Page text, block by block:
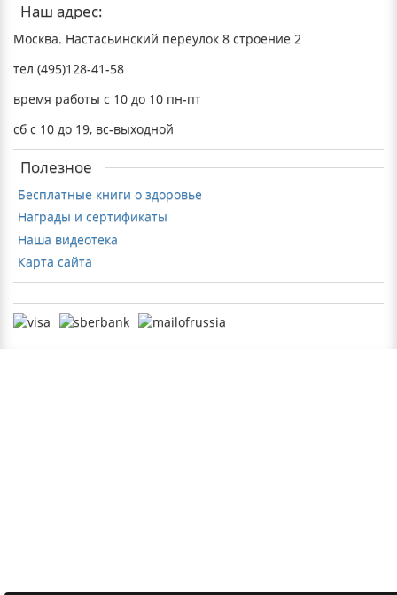
Наш адрес:
Москва. Настасьинский переулок 8 строение 2
тел (495)128-41-58
время работы с 10 до 10 пн-пт
сб с 10 до 19, вс-выходной
Полезное
Бесплатные книги о здоровье
Награды и сертификаты
Наша видеотека
Карта сайта